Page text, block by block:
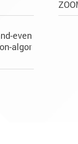
even
algor